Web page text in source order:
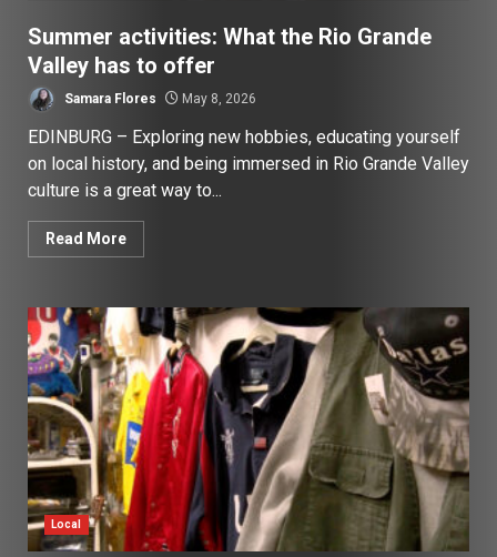
Summer activities: What the Rio Grande
Valley has to offer
Samara Flores May 8, 2026
EDINBURG – Exploring new hobbies, educating yourself
on local history, and being immersed in Rio Grande Valley
culture is a great way to...
Read More
Local